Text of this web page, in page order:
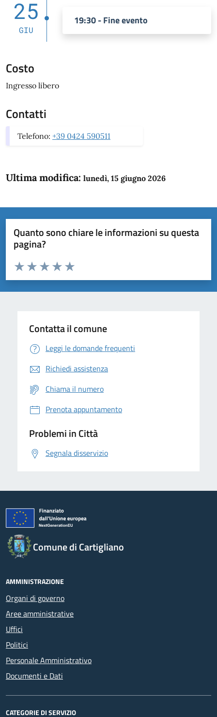
25
GIU
19:30 - Fine evento
Costo
Ingresso libero
Contatti
Telefono: +39 0424 590511
Ultima modifica: lunedì, 15 giugno 2026
Quanto sono chiare le informazioni su questa
pagina?
Domanda
Valuta da 1 a 5 stelle la pagina
Valuta 5 stelle su 5
Valuta 4 stelle su 5
Valuta 3 stelle su 5
Valuta 2 stelle su 5
Valuta 1 stelle su 5
Contatta il comune
Leggi le domande frequenti
Richiedi assistenza
Chiama il numero
Prenota appuntamento
Problemi in Città
Segnala disservizio
Comune di Cartigliano
AMMINISTRAZIONE
Organi di governo
Aree amministrative
Uffici
Politici
Personale Amministrativo
Documenti e Dati
CATEGORIE DI SERVIZIO